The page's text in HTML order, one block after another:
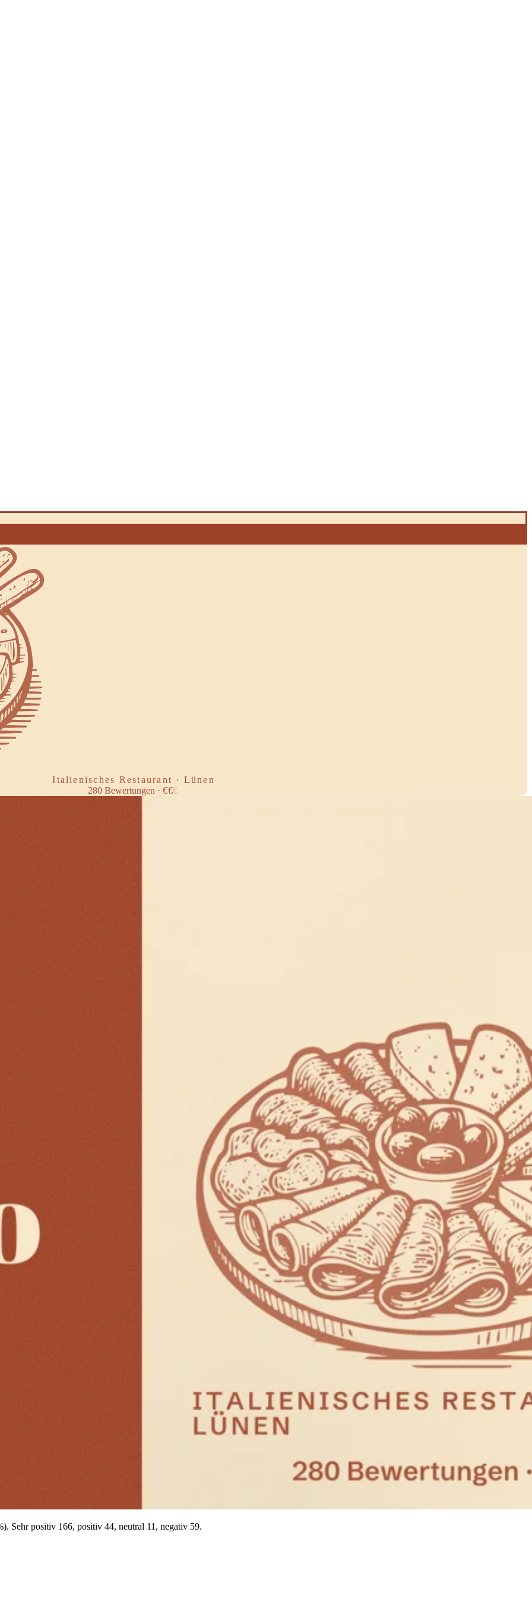
Italienisches Restaurant · Lünen
280 Bewertungen ·€€€
Sehr positiv 166, positiv 44, neutral 11, negativ 59.